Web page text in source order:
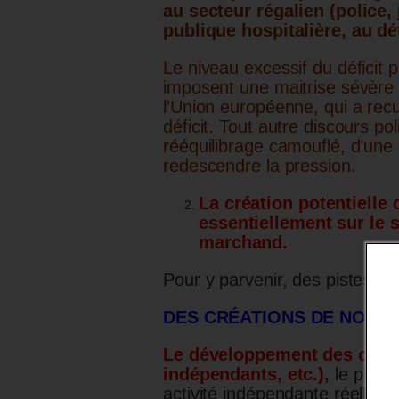
au secteur régalien
publique hospitalière, au
Le niveau excessif du déficit
imposent une maitrise
l’Union européenne, qui a
déficit. Tout autre discours
rééquilibrage camouflé,
redescendre la pression.
La création potentielle
essentiellement sur le
marchand.
Pour y parvenir, des pistes
DES CRÉATIONS DE
Le développement des
indépendants, etc.), le plus
activité indépendante réelle